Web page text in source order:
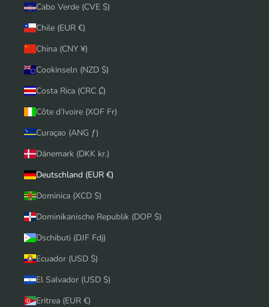
Cabo Verde (CVE $)
Chile (EUR €)
China (CNY ¥)
Cookinseln (NZD $)
Costa Rica (CRC ₡)
Côte d’Ivoire (XOF Fr)
Curaçao (ANG ƒ)
Dänemark (DKK kr.)
Deutschland (EUR €)
Dominica (XCD $)
Dominikanische Republik (DOP $)
Dschibuti (DJF Fdj)
Ecuador (USD $)
El Salvador (USD $)
Eritrea (EUR €)